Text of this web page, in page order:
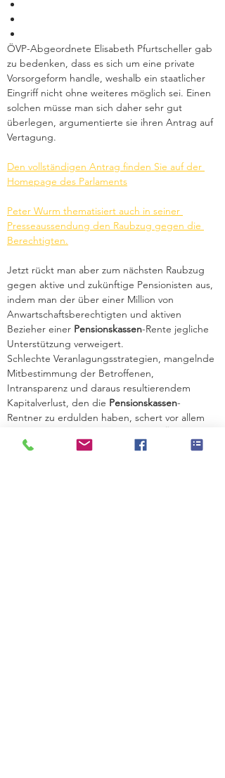
ÖVP-Abgeordnete Elisabeth Pfurtscheller gab
zu bedenken, dass es sich um eine private
Vorsorgeform handle, weshalb ein staatlicher
Eingriff nicht ohne weiteres möglich sei. Einen
solchen müsse man sich daher sehr gut
überlegen, argumentierte sie ihren Antrag auf
Vertagung.
Den vollständigen Antrag finden Sie auf der
Homepage des Parlaments
Peter Wurm thematisiert auch in seiner
Presseaussendung den Raubzug gegen die
Berechtigten.
Jetzt rückt man aber zum nächsten Raubzug
gegen aktive und zukünftige Pensionisten aus,
indem man der über einer Million von
Anwartschaftsberechtigten und aktiven
Bezieher einer Pensionskassen-Rente jegliche
Unterstützung verweigert.
Schlechte Veranlagungsstrategien, mangelnde
Mitbestimmung der Betroffenen,
Intransparenz und daraus resultierendem
Kapitalverlust, den die Pensionskassen-
Rentner zu erdulden haben, schert vor allem
NEOS ganz und gar nicht.